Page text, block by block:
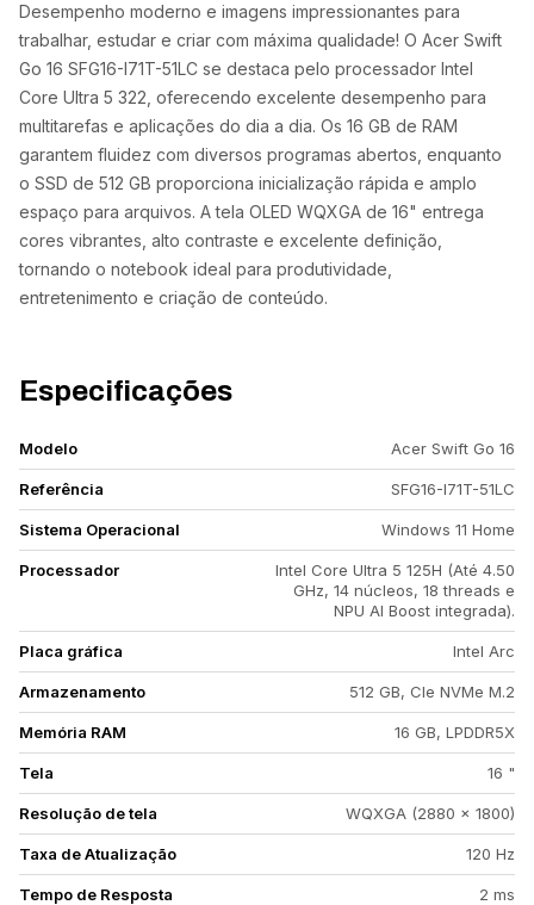
Desempenho moderno e imagens impressionantes para
trabalhar, estudar e criar com máxima qualidade! O Acer Swift
Go 16 SFG16-I71T-51LC se destaca pelo processador Intel
Core Ultra 5 322, oferecendo excelente desempenho para
multitarefas e aplicações do dia a dia. Os 16 GB de RAM
garantem fluidez com diversos programas abertos, enquanto
o SSD de 512 GB proporciona inicialização rápida e amplo
espaço para arquivos. A tela OLED WQXGA de 16" entrega
cores vibrantes, alto contraste e excelente definição,
tornando o notebook ideal para produtividade,
entretenimento e criação de conteúdo.
Especificações
Modelo Acer Swift Go 16
Referência SFG16-I71T-51LC
Sistema Operacional Windows 11 Home
Processador
Intel Core Ultra 5 125H (Até 4.50
GHz, 14 núcleos, 18 threads e
NPU AI Boost integrada).
Placa gráfica Intel Arc
Armazenamento 512 GB, CIe NVMe M.2
Memória RAM 16 GB, LPDDR5X
Tela 16 "
Resolução de tela WQXGA (2880 x 1800)
Taxa de Atualização 120 Hz
Tempo de Resposta 2 ms